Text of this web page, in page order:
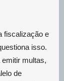
fiscalização e
isso.
multas,
de